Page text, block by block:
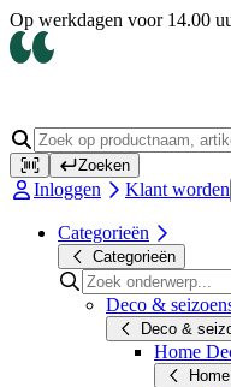
Op werkdagen voor 14.00
Zoeken
Inloggen Klant worden
Categorieën
Categorieën
Deco &
Deco &
Home